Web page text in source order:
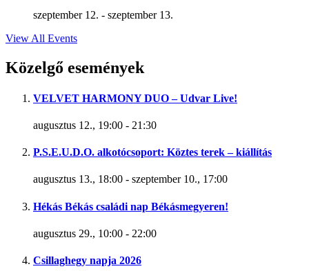
szeptember 12. - szeptember 13.
View All Events
Közelgő események
VELVET HARMONY DUO – Udvar Live!
augusztus 12., 19:00 - 21:30
P.S.E.U.D.O. alkotócsoport: Köztes terek – kiállítás
augusztus 13., 18:00 - szeptember 10., 17:00
Hékás Békás családi nap Békásmegyeren!
augusztus 29., 10:00 - 22:00
Csillaghegy napja 2026